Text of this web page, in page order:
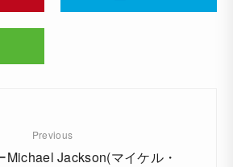
Previous
Michael Jackson(マイケル・